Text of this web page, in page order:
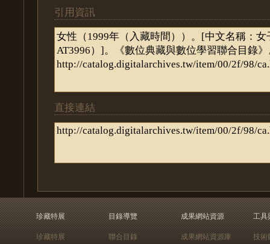
引用資訊
直接連結
珍藏特展
珍藏特展
目錄導覽
聯合目錄
成果網站資源
成果網站資源庫
工具
技術